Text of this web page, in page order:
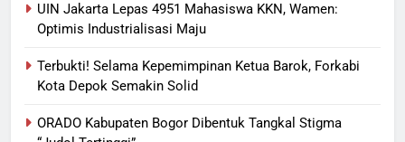
UIN Jakarta Lepas 4951 Mahasiswa KKN, Wamen:
Optimis Industrialisasi Maju
Terbukti! Selama Kepemimpinan Ketua Barok, Forkabi
Kota Depok Semakin Solid
ORADO Kabupaten Bogor Dibentuk Tangkal Stigma